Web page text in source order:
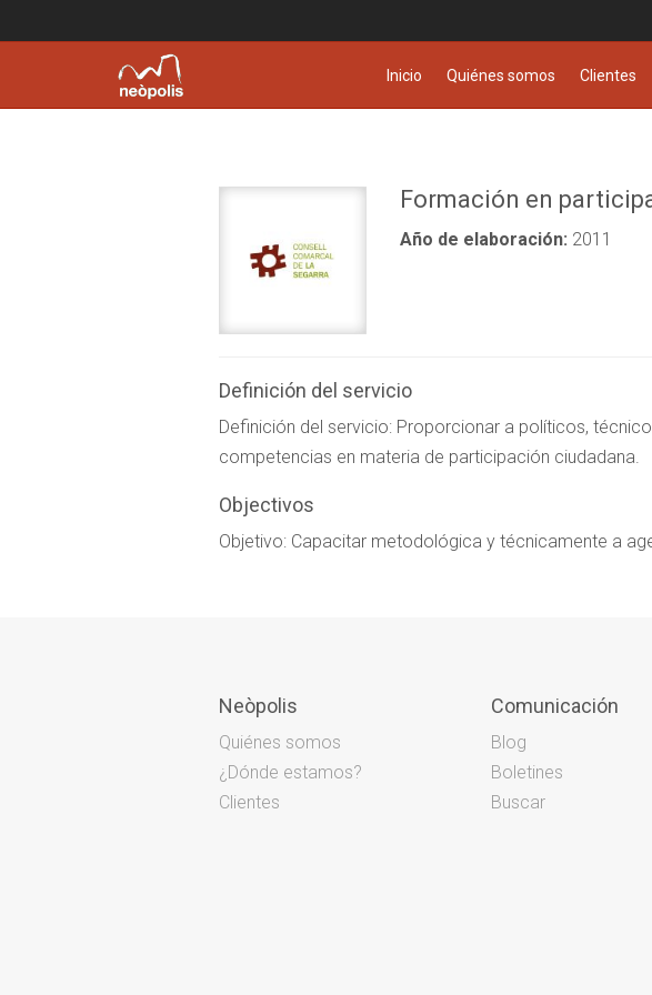
Inicio Quiénes somos Clientes
Formación en
Año de elaboración: 2011
Definición del servicio
Definición del servicio: Proporcionar a políticos,
competencias en materia de participación ciudadana.
Objectivos
Objetivo: Capacitar metodológica y técnicamente a
Neòpolis
Quiénes somos
¿Dónde estamos?
Clientes
Comunicación
Blog
Boletines
Buscar